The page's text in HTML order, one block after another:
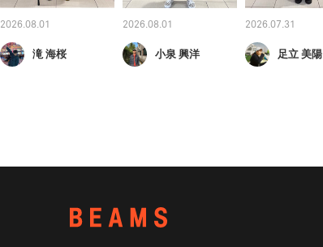
2026.08.01
滝 海桜
2026.08.01
小泉 興洋
2026.07.31
足立 美陽